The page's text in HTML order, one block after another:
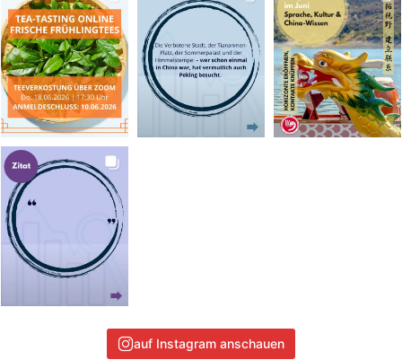
auf Instagram anschauen